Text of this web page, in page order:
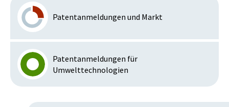
Patentanmeldungen und Markt
Patentanmeldungen für
Umwelttechnologien